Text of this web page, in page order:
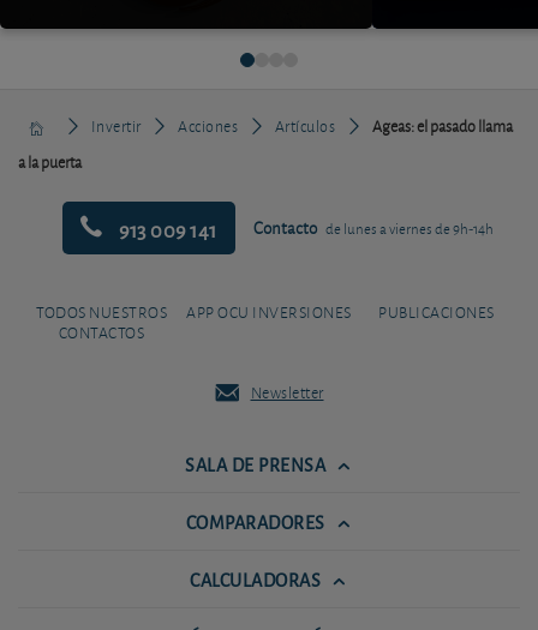
Invertir Acciones Artículos
Ageas: el pasado llama
a la puerta
913 009 141 Contacto de lunes a viernes de 9h-14h
TODOS NUESTROS
CONTACTOS
APP OCU INVERSIONES PUBLICACIONES
Newsletter
SALA DE PRENSA
COMPARADORES
CALCULADORAS